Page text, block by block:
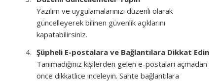
Yazılım ve uygulamalarınızı düzenli olarak
güncelleyerek bilinen güvenlik açıklarını
kapatabilirsiniz.
Şüpheli E-postalara ve Bağlantılara Dikkat Edin
Tanımadığınız kişilerden gelen e-postaları açmadan
önce dikkatlice inceleyin. Sahte bağlantılara